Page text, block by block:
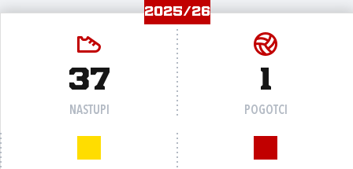
2025/26
37
NASTUPI
1
POGOTCI